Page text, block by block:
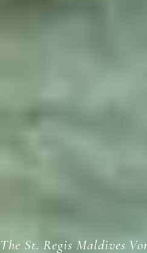
The St. Regis Maldives